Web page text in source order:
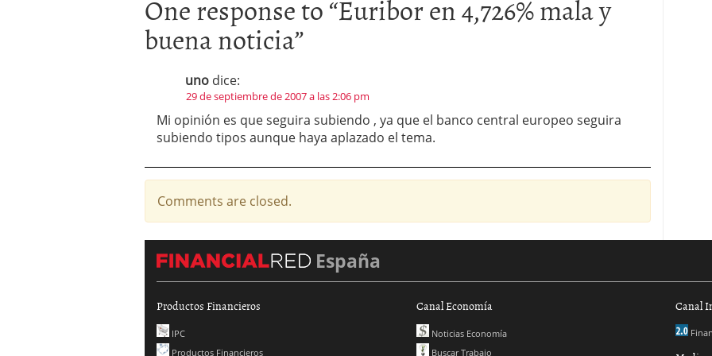
One response to “Euribor en 4,726% mala y
buena noticia”
uno dice:
29 de septiembre de 2007 a las 2:06 pm
Mi opinión es que seguira subiendo , ya que el banco central europeo seguira
subiendo tipos aunque haya aplazado el tema.
Comments are closed.
España
Productos Financieros
IPC
Productos Financieros
Canal Economía
Noticias Economía
Buscar Trabajo
Canal